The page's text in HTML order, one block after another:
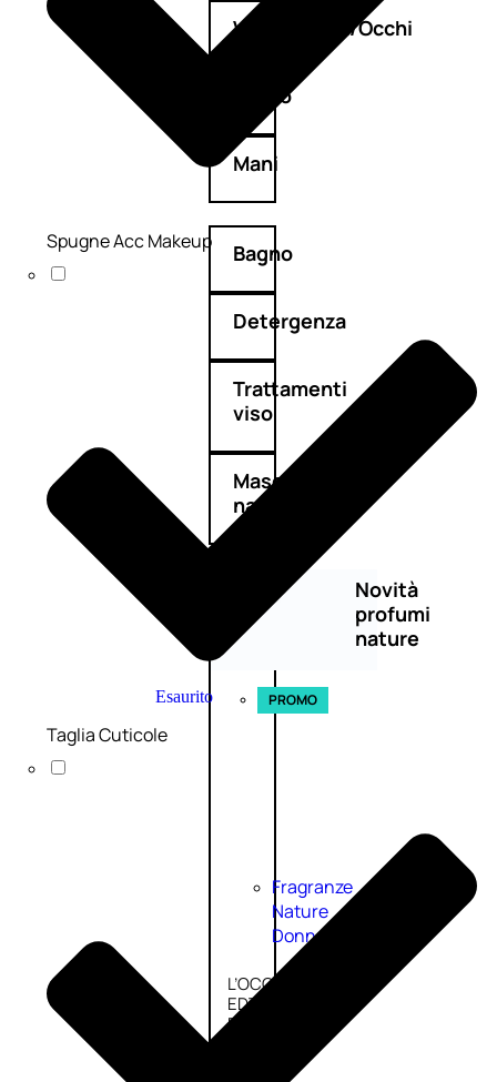
Viso/Labbra/Occhi
Corpo
Mani
Bagno
Detergenza
Trattamenti
viso
Maschere
nature
Novità
profumi
nature
Esaurito PROMO
Fragranze
Nature
Donna
L’OCCITANE
EDT
FIORI
Spugne Acc Makeup
Taglia Cuticole